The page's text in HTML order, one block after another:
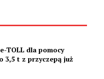
TOLL dla pomocy
3,5 t z przyczepą już